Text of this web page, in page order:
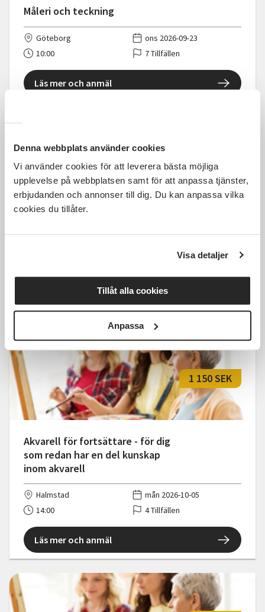
Denna webbplats använder cookies
Vi använder cookies för att leverera bästa möjliga
upplevelse på webbplatsen samt för att anpassa tjänster,
erbjudanden och annonser till dig. Du kan anpassa vilka
cookies du tillåter.
Visa detaljer
Tillåt alla cookies
Anpassa
Måleri och teckning
Göteborg
ons 2026-09-23
10:00
7 Tillfällen
Läs mer och anmäl
1 565 SEK
ons 2026-10-14
Läs mer och anmäl
Akvarell för fortsättare - för dig
som redan har en del kunskap
inom akvarell
1 150 SEK
Halmstad
mån 2026-10-05
14:00
4 Tillfällen
Läs mer och anmäl